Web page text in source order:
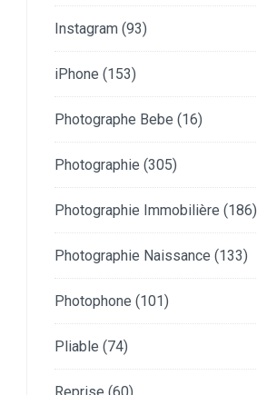
Instagram (93)
iPhone (153)
Photographe Bebe (16)
Photographie (305)
Photographie Immobilière (186)
Photographie Naissance (133)
Photophone (101)
Pliable (74)